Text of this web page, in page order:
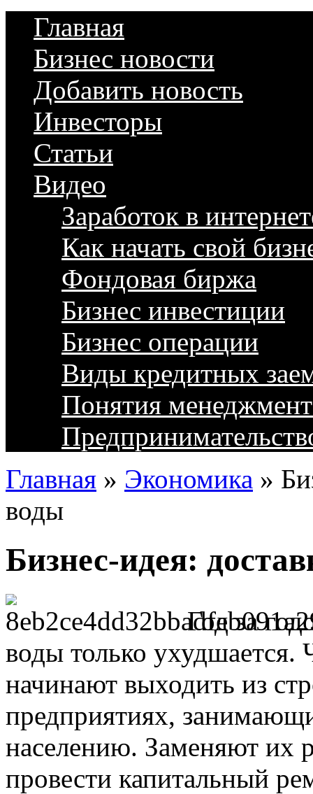
Главная
Бизнес новости
Добавить новость
Инвесторы
Статьи
Видео
Заработок в
Как начать свой
Фондовая биржа
Бизнес инвестиции
Бизнес операции
Виды кредитных
Понятия
Главная » Экономика »
воды
Бизнес-идея:
Год за
воды только ухудшается.
начинают выходить из
предприятиях,
населению. Заменяют их
провести капитальный